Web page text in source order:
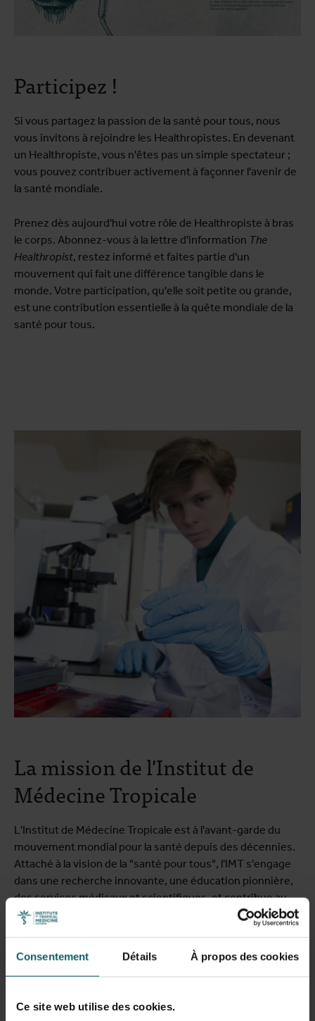
Consentement Détails À propos des cookies
Ce site web utilise des cookies.
Participez !
Si vous partagez la passion de la santé pour tous, nous
vous invitons à rejoindre les Healthropistes. En devenant
un Healthropiste, vous n'êtes pas un simple spectateur ;
vous pouvez contribuer activement à façonner l'avenir de
la santé mondiale.
Prenez dès aujourd'hui votre rôle de Healthropiste à bras
le corps. Abonnez-vous à la lettre d'information The
Healthropist, restez informé et faites partie d'un
mouvement qui fait une différence tangible dans le
monde. Votre participation, qu'elle soit petite ou grande,
est une contribution essentielle à la quête mondiale de la
santé pour tous.
La mission de l'Institut de
Médecine Tropicale
L'Institut de Médecine Tropicale est à l'avant-garde du
mouvement mondial pour la santé depuis des décennies.
Attaché à la vision de la "santé pour tous", l'IMT s'engage
dans une recherche innovante, une éducation pionnière,
des services médicaux et scientifiques, et contribue au
renforcement des capacités dans le monde entier. Notre
engagement dépasse les frontières géographiques et
vise à créer un monde où les disparités en matière de
santé disparaissent et où le bien-être est une réalité
partagée.